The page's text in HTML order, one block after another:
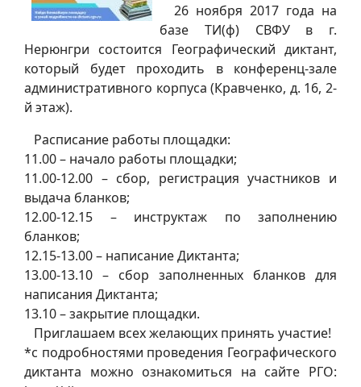
26 ноября 2017 года на
базе ТИ(ф) СВФУ в г.
Нерюнгри состоится Географический диктант,
который будет проходить в конференц-зале
административного корпуса (Кравченко, д. 16, 2-
й этаж).
Расписание работы площадки:
11.00 – начало работы площадки;
11.00-12.00 – сбор, регистрация участников и
выдача бланков;
12.00-12.15 – инструктаж по заполнению
бланков;
12.15-13.00 – написание Диктанта;
13.00-13.10 – сбор заполненных бланков для
написания Диктанта;
13.10 – закрытие площадки.
Приглашаем всех желающих принять участие!
*с подробностями проведения Географического
диктанта можно ознакомиться на сайте РГО: